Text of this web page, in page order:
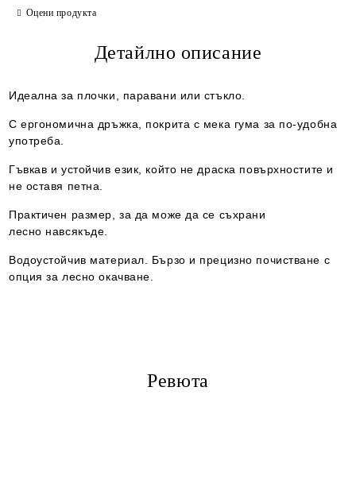
Съгласен съм с Политиката за лични данни
Оцени продукта
Детайлно описание
Идеална за плочки, паравани или стъкло.
С ергономична дръжка, покрита с мека гума за по-удобна
употреба.
Гъвкав и устойчив език, който не драска повърхностите и
не оставя петна.
Практичен размер, за да може да се съхрани
лесно навсякъде.
Водоустойчив материал. Бързо и прецизно почистване с
опция за лесно окачване.
Ревюта